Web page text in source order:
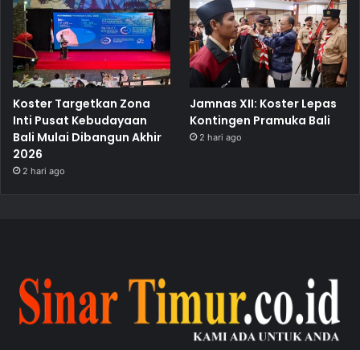
Koster Targetkan Zona
Inti Pusat Kebudayaan
Bali Mulai Dibangun Akhir
2026
2 hari ago
Jamnas XII: Koster Lepas
Kontingen Pramuka Bali
2 hari ago